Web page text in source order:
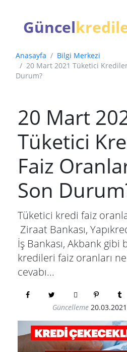
Güncel
Anasayfa
Bilgi Merkezi
20 Mart 2021 Tüketici
Durum?
20 Mart
Tüketici
Faiz
Son
Tüketici kredi faiz
Ziraat Bankası,
İş Bankası, Akbank gibi
kredileri faiz oranları
cevabı...
Güncelleme 20.03.2021